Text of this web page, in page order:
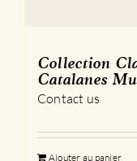
Collection
Catalanes
Contact us
Ajouter au panier